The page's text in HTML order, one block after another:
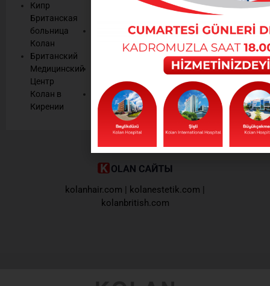
Кипр
Британская
больница
Колан
Британский
Медицинский
Центр
Колан в
Кирении
Сертификаты
Средства
массовой
ресурсы
Контрактные
учреждения
443
бюллетенях
Колана.
Oтправить
kolanhair.com | kolanestetik.com |
kolanbritish.com